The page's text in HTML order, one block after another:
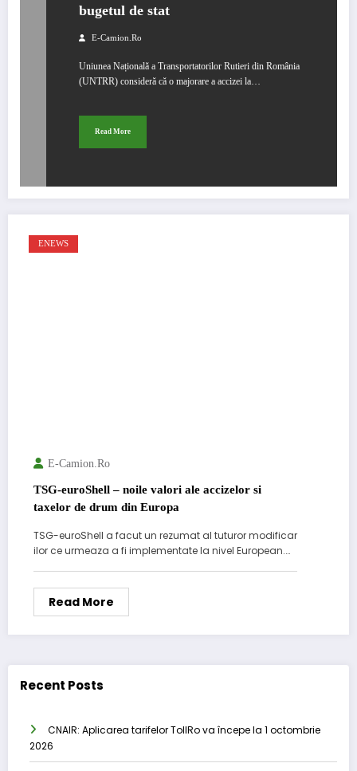
bugetul de stat
E-Camion.ro
Uniunea Națională a Transportatorilor Rutieri din România
(UNTRR) consideră că o majorare a accizei la…
Read More
ENEWS
E-Camion.ro
TSG-euroShell – noile valori ale accizelor si
taxelor de drum din Europa
TSG-euroShell a facut un rezumat al tuturor modificar
ilor ce urmeaza a fi implementate la nivel European.…
Read More
Recent Posts
CNAIR: Aplicarea tarifelor TollRo va începe la 1 octombrie
2026